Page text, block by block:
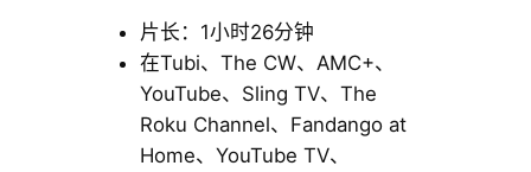
片长：1小时26分钟
在Tubi、The CW、AMC+、
YouTube、Sling TV、The
Roku Channel、Fandango at
Home、YouTube TV、